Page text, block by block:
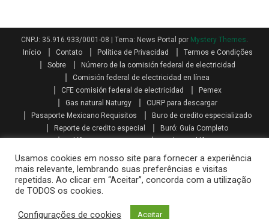
CNPJ: 35.916.933/0001-08 Tema: News Portal por Mystery Themes.
Início
Contato Política de Privacidad
Termos e Condições
Sobre
Número de la comisión federal de electricidad
Comisión federal de electricidad en línea
CFE comisión federal de electricidad
Pemex
Gas natural Naturgy
CURP para descargar
Pasaporte Mexicano Requisitos
Buro de credito especializado
Reporte de credito especial
Buró: Guía Completo
Como se calcula el aguinaldo
Aguinaldo por Ley
Aguinaldo
Como se calcula la prima vacacional
Primas vacacionales
Promociones telcel recargas
Paquetes amigo sin limite
Mi telcel paquetes
Recarga telcel en linea
Walmart facturacion
Costco facturacion
Sat facturas
Usamos cookies em nosso site para fornecer a experiência
mais relevante, lembrando suas preferências e visitas
repetidas. Ao clicar em “Aceitar”, concorda com a utilização
de TODOS os cookies.
Configurações de cookies Aceitar